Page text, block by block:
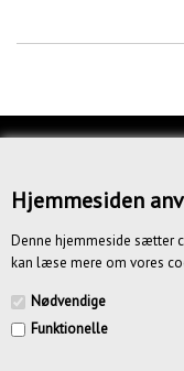
Hjemmesiden
Denne hjemmeside sætter
kan læse mere om vores
Nødvendige
Funktionelle
OM OS
BETINGELSER